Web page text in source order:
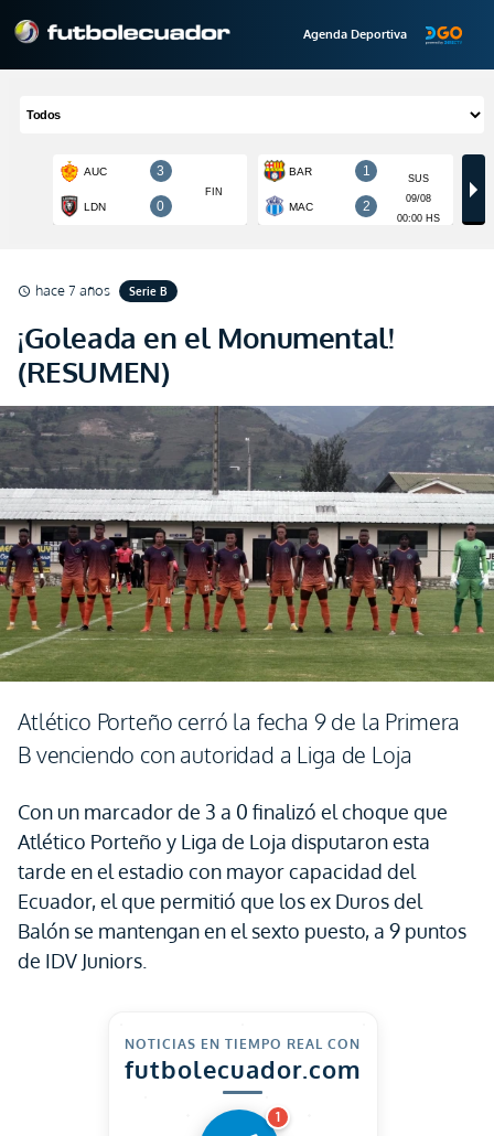
Agenda Deportiva
schedule hace 7 años Serie B
¡Goleada en el Monumental!
(RESUMEN)
Atlético Porteño cerró la fecha 9 de la Primera
B venciendo con autoridad a Liga de Loja
Con un marcador de 3 a 0 finalizó el choque que
Atlético Porteño y Liga de Loja disputaron esta
tarde en el estadio con mayor capacidad del
Ecuador, el que permitió que los ex Duros del
Balón se mantengan en el sexto puesto, a 9 puntos
de IDV Juniors.
NOTICIAS EN TIEMPO REAL CON
futbolecuador.com
1